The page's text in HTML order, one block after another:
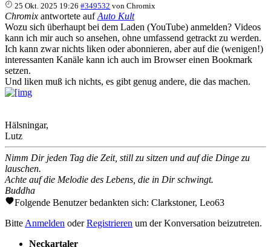
25 Okt. 2025 19:26 #349532 vonChromix
Chromix antwortete aufAuto Kult
Wozu sich überhaupt bei dem Laden (YouTube) anmelden? Videos
kann ich mir auch so ansehen, ohne umfassend getrackt zu werden.
Ich kann zwar nichts liken oder abonnieren, aber auf die (wenigen!)
interessanten Kanäle kann ich auch im Browser einen Bookmark
setzen.
Und liken muß ich nichts, es gibt genug andere, die das machen.
Hälsningar,
Lutz
Nimm Dir jeden Tag die Zeit, still zu sitzen und auf die Dinge zu
lauschen.
Achte auf die Melodie des Lebens, die in Dir schwingt.
Buddha
Folgende Benutzer bedankten sich: Clarkstoner, Leo63
Bitte Anmelden oderRegistrieren um der Konversation beizutreten.
Neckartaler